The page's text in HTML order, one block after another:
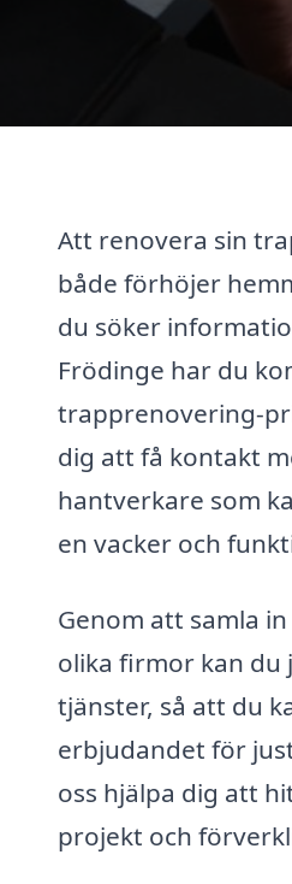
Att renovera sin
både förhöjer
du söker
Frödinge har du
trapprenovering-
dig att få kontakt
hantverkare som
en vacker och
Genom att samla
olika firmor kan du
tjänster, så att du
erbjudandet för
oss hjälpa dig att
projekt och